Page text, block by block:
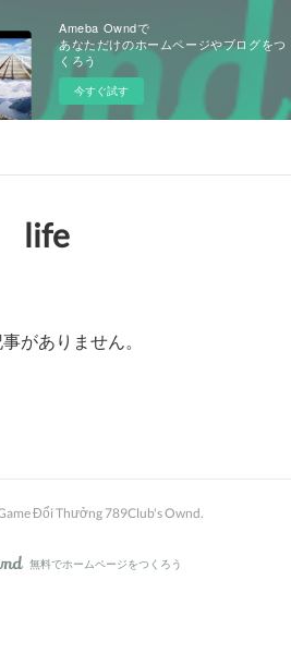
Ameba Owndで
あなただけのホームページやブログをつ
くろう
今すぐ試す
life
がありません。
Đổi Thưởng 789Club's Ownd.
AmebaOwnd
無料でホームページをつくろう